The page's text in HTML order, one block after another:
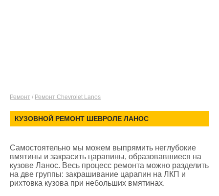
Ремонт / Ремонт Chevrolet Lanos
КУЗОВНОЙ РЕМОНТ ШЕВРОЛЕ ЛАНОС
Самостоятельно мы можем выпрямить неглубокие
вмятины и закрасить царапины, образовавшиеся на
кузове Ланос. Весь процесс ремонта можно разделить
на две группы: закрашивание царапин на ЛКП и
рихтовка кузова при небольших вмятинах.